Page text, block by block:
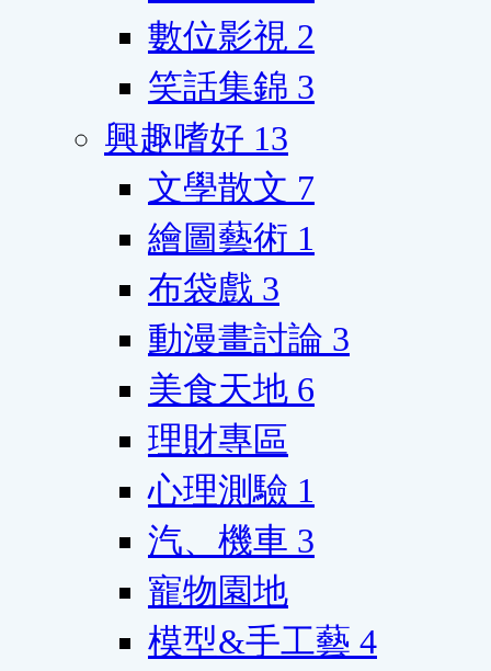
數位影視 2
笑話集錦 3
興趣嗜好 13
文學散文 7
繪圖藝術 1
布袋戲 3
動漫畫討論 3
美食天地 6
理財專區
心理測驗 1
汽、機車 3
寵物園地
模型&手工藝 4